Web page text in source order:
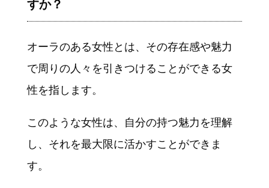
すか？
オーラのある女性とは、その存在感や魅力
で周りの人々を引きつけることができる女
性を指します。
このような女性は、自分の持つ魅力を理解
し、それを最大限に活かすことができま
す。